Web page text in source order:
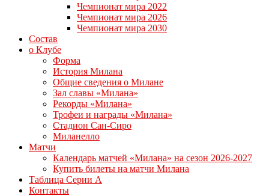
Чемпионат мира 2022
Чемпионат мира 2026
Чемпионат мира 2030
Состав
о Клубе
Форма
История Милана
Общие сведения о Милане
Зал славы «Милана»
Рекорды «Милана»
Трофеи и награды «Милана»
Стадион Сан-Сиро
Миланелло
Матчи
Календарь матчей «Милана» на сезон 2026-2027
Купить билеты на матчи Милана
Таблица Серии А
Контакты